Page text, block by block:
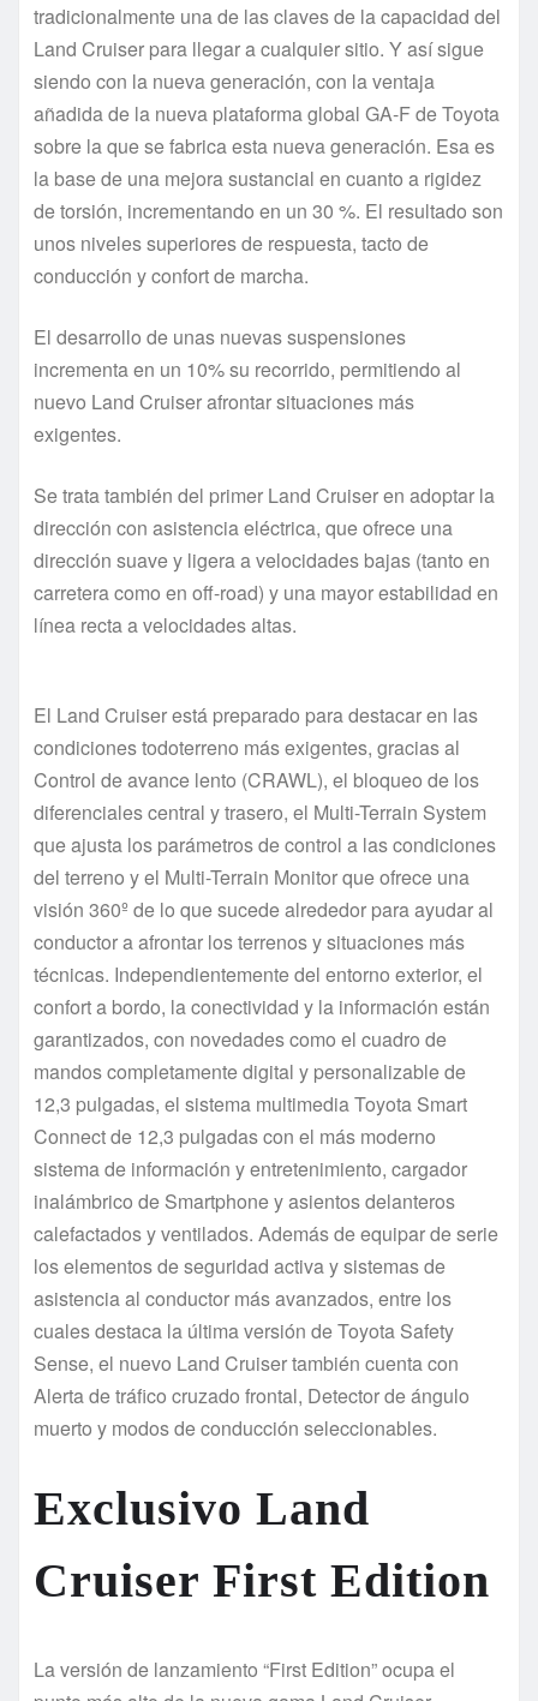
tradicionalmente una de las claves de la capacidad del
Land Cruiser para llegar a cualquier sitio. Y así sigue
siendo con la nueva generación, con la ventaja
añadida de la nueva plataforma global GA-F de Toyota
sobre la que se fabrica esta nueva generación. Esa es
la base de una mejora sustancial en cuanto a rigidez
de torsión, incrementando en un 30 %. El resultado son
unos niveles superiores de respuesta, tacto de
conducción y confort de marcha.
El desarrollo de unas nuevas suspensiones
incrementa en un 10% su recorrido, permitiendo al
nuevo Land Cruiser afrontar situaciones más
exigentes.
Se trata también del primer Land Cruiser en adoptar la
dirección con asistencia eléctrica, que ofrece una
dirección suave y ligera a velocidades bajas (tanto en
carretera como en off-road) y una mayor estabilidad en
línea recta a velocidades altas.
El Land Cruiser está preparado para destacar en las
condiciones todoterreno más exigentes, gracias al
Control de avance lento (CRAWL), el bloqueo de los
diferenciales central y trasero, el Multi-Terrain System
que ajusta los parámetros de control a las condiciones
del terreno y el Multi-Terrain Monitor que ofrece una
visión 360º de lo que sucede alrededor para ayudar al
conductor a afrontar los terrenos y situaciones más
técnicas. Independientemente del entorno exterior, el
confort a bordo, la conectividad y la información están
garantizados, con novedades como el cuadro de
mandos completamente digital y personalizable de
12,3 pulgadas, el sistema multimedia Toyota Smart
Connect de 12,3 pulgadas con el más moderno
sistema de información y entretenimiento, cargador
inalámbrico de Smartphone y asientos delanteros
calefactados y ventilados. Además de equipar de serie
los elementos de seguridad activa y sistemas de
asistencia al conductor más avanzados, entre los
cuales destaca la última versión de Toyota Safety
Sense, el nuevo Land Cruiser también cuenta con
Alerta de tráfico cruzado frontal, Detector de ángulo
muerto y modos de conducción seleccionables.
Exclusivo Land
Cruiser First Edition
La versión de lanzamiento “First Edition” ocupa el